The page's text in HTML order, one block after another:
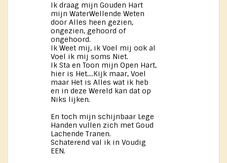
Ik draag mijn Gouden Hart
mijn WaterWellende Weten
door Alles heen gezien,
ongezien, gehoord of
ongehoord.
Ik Weet mij, ik Voel mij ook al
Voel ik mij soms Niet.
Ik Sta en Toon mijn Open Hart,
hier is Het....Kijk maar, Voel
maar Het is Alles wat ik heb
en in deze Wereld kan dat op
Niks lijken.
En toch mijn schijnbaar Lege
Handen vullen zich met Goud
Lachende Tranen.
Schaterend val ik in Voudig
EEN.